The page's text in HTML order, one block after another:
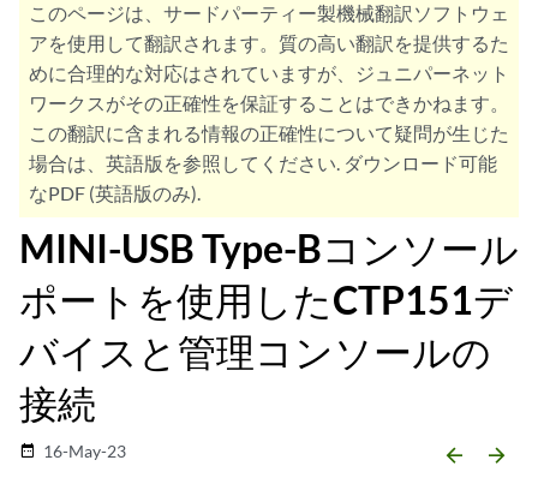
このページは、サードパーティー製機械翻訳ソフトウェ
アを使用して翻訳されます。質の高い翻訳を提供するた
めに合理的な対応はされていますが、ジュニパーネット
ワークスがその正確性を保証することはできかねます。
この翻訳に含まれる情報の正確性について疑問が生じた
場合は、英語版を参照してください. ダウンロード可能
なPDF (英語版のみ).
MINI-USB Type-Bコンソール
ポートを使用したCTP151デ
バイスと管理コンソールの
接続
date_range 16-May-23 arrow_backward arrow_forward